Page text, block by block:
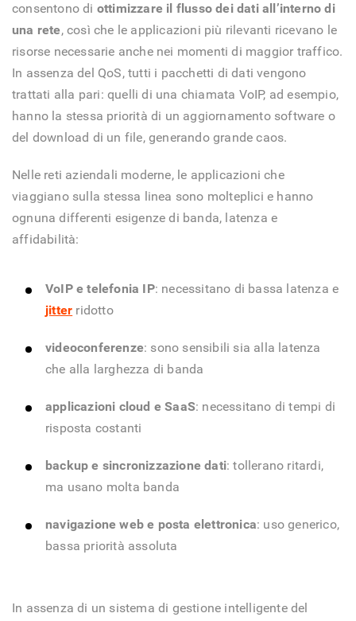
consentono di ottimizzare il flusso dei dati all’interno di
una rete, così che le applicazioni più rilevanti ricevano le
risorse necessarie anche nei momenti di maggior traffico.
In assenza del QoS, tutti i pacchetti di dati vengono
trattati alla pari: quelli di una chiamata VoIP, ad esempio,
hanno la stessa priorità di un aggiornamento software o
del download di un file, generando grande caos.
Nelle reti aziendali moderne, le applicazioni che
viaggiano sulla stessa linea sono molteplici e hanno
ognuna differenti esigenze di banda, latenza e
affidabilità:
VoIP e telefonia IP: necessitano di bassa latenza e
jitter ridotto
videoconferenze: sono sensibili sia alla latenza
che alla larghezza di banda
applicazioni cloud e SaaS: necessitano di tempi di
risposta costanti
backup e sincronizzazione dati: tollerano ritardi,
ma usano molta banda
navigazione web e posta elettronica: uso generico,
bassa priorità assoluta
In assenza di un sistema di gestione intelligente del